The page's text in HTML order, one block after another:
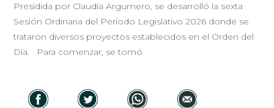
Presidida por Claudia Argumero, se desarrolló la sexta
Sesión Ordinaria del Período Legislativo 2026 donde se
trataron diversos proyectos establecidos en el Orden del
Día. Para comenzar, se tomó